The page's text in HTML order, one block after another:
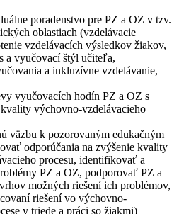
poradenstvo pre PZ a OZ v tzv.
oblastiach (vzdelávacie
vzdelávacích výsledkov žiakov,
a vyučovací štýl učiteľa,
a inkluzívne vzdelávanie,
vyučovacích hodín PZ a OZ s
výchovno-vzdelávacieho
väzbu k pozorovaným edukačným
odporúčania na zvýšenie kvality
procesu, identifikovať a
PZ a OZ, podporovať PZ a
možných riešení ich problémov,
riešení vo výchovno-
v triede a práci so žiakmi)